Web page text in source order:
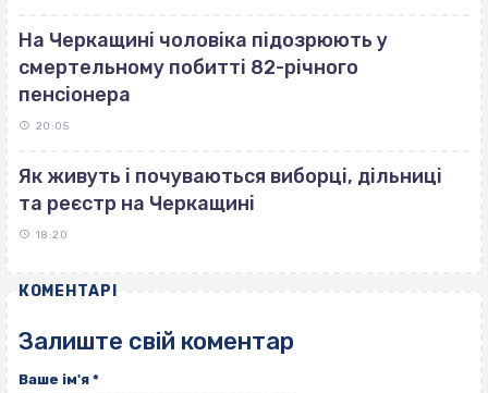
На Черкащині чоловіка підозрюють у
смертельному побитті 82-річного
пенсіонера
20:05
Як живуть і почуваються виборці, дільниці
та реєстр на Черкащині
18:20
КОМЕНТАРІ
Залиште свій коментар
Ваше ім'я *